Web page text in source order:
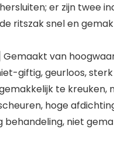
er zijn twee
ritszak snel en
Gemaakt van
giftig, geurloos,
te kreuken,
hoge
behandeling, niet